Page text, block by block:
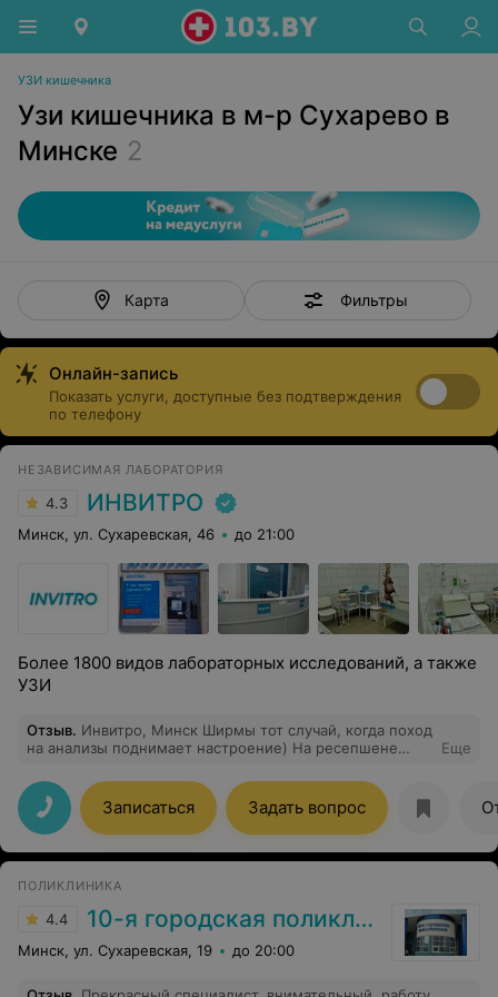
УЗИ кишечника
Узи кишечника в м-р Сухарево в
Минске 2
Карта Фильтры
Онлайн-запись
Показать услуги, доступные без подтверждения
по телефону
НЕЗАВИСИМАЯ ЛАБОРАТОРИЯ
4.3 ИНВИТРО
Минск, ул. Сухаревская, 46 до 21:00
Более 1800 видов лабораторных исследований, а также
УЗИ
Отзыв. Инвитро, Минск Ширмы тот случай, когда поход
на анализы поднимает настроение) На ресепшене
пришла. Никакого совкового вайба, всё стильно,
аккуратно и очень цивилизованно. Медсестра сто раз
спросила, как я себя чувствую. Вышла от них с
улыбкой. Вот за такой сервис реально приятно
платить!»
Еще
Записаться Задать вопрос
ПОЛИКЛИНИКА
4.4 10-я городская поликлиника г. Минска
Минск, ул. Сухаревская, 19 до 20:00